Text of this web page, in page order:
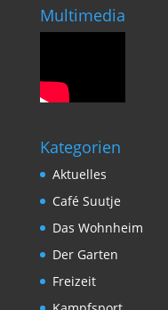
Multimedia
Kategorien
Aktuelles
Café Suutje
Das Wohnheim
Der Garten
Freizeit